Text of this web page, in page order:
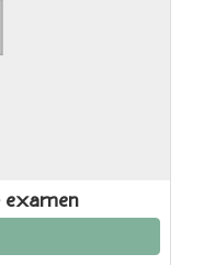
examen